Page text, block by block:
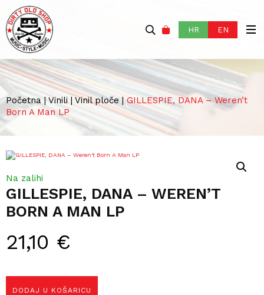
HR EN
Početna | Vinili | Vinil ploče|GILLESPIE, DANA – Weren’t
Born A Man LP
GILLESPIE, DANA – WEREN’T
BORN A MAN LP
21,10 €
Na zalihi
DODAJ U KOŠARICU